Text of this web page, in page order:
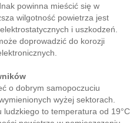
powinna mieścić się w
wilgotność powietrza jest
i uszkodzeń.
doprowadzić do korozji
o dobrym samopoczuciu
wyżej sektorach.
to temperatura od 19°C